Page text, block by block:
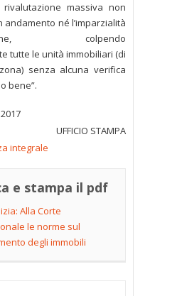
massiva non
né l’imparzialità
colpendo
tutte le unità immobiliari (di
senza alcuna verifica
bene”.
UFFICIO STAMPA
integrale
e stampa il pdf
Alla Corte
le norme sul
degli immobili